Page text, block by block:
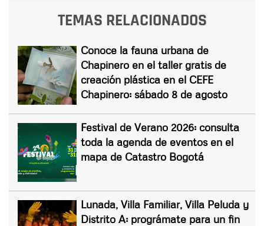
TEMAS RELACIONADOS
Conoce la fauna urbana de
Chapinero en el taller gratis de
creación plástica en el CEFE
Chapinero: sábado 8 de agosto
Festival de Verano 2026: consulta
toda la agenda de eventos en el
mapa de Catastro Bogotá
Lunada, Villa Familiar, Villa Peluda y
Distrito A: prográmate para un fin